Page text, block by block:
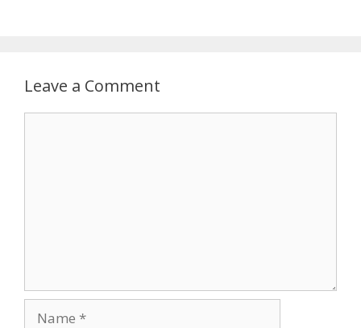
Leave a Comment